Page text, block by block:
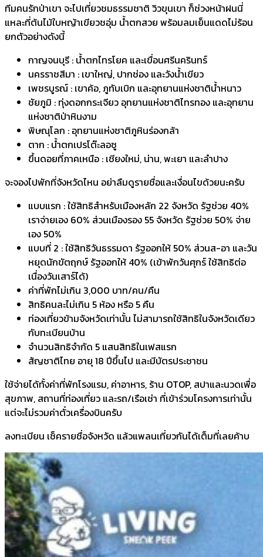
​ทีมคนรักป่าเขา จะไปเที่ยวชมธรรมชาติ วิวขุนเขา ก็ช่วงหน้าฝนนี่
แหละที่ต้นไม้ใบหญ้าเขียวชอุ่ม น้ำตกสวย พร้อมลมเย็นแดดไม่ร้อน
ยกตัวอย่างดังนี้
กาญจนบุรี : น้ำตกไทรโยค และเขื่อนศรีนครินทร์
นครราชสีมา : เขาใหญ่, ปากช่อง และวังน้ำเขียว
เพชรบูรณ์ : เขาค้อ, ภูทับเบิก และอุทยานแห่งชาติน้ำหนาว
ชัยภูมิ : ทุ่งดอกกระเจียว อุทยานแห่งชาติไทรทอง และอุทยาน
แห่งชาติป่าหินงาม
พิษณุโลก : อุทยานแห่งชาติภูหินร่องกล้า
ตาก : น้ำตกเปรโต๊ะลอซู
ขึ้นดอยที่ภาคเหนือ : เชียงใหม่, น่าน, พะเยา และลำปาง
​จะจองไปพักที่จังหวัดไหน อย่าลืมดูรายชื่อและเงื่อนไขด้วยนะครับ
แบบแรก : ใช้สิทธิสำหรับเมืองหลัก 22 จังหวัด รัฐช่วย 40%
เราจ่ายเอง 60% ส่วนเมืองรอง 55 จังหวัด รัฐช่วย 50% จ่าย
เอง 50%
แบบที่ 2 : ใช้สิทธิวันธรรมดา รัฐออกให้ 50% ส่วนส-อา และวัน
หยุดนักขัตฤกษ์ รัฐออกให้ 40% (เข้าพักวันศุกร์ ใช้สิทธิต่อ
เนื่องวันเสาร์ได้)
ค่าที่พักไม่เกิน 3,000 บาท/คน/คืน
สิทธิคนละไม่เกิน 5 ห้อง หรือ 5 คืน
ท่องเที่ยวข้ามจังหวัดเท่านั้น ไม่สามารถใช้สิทธิในจังหวัดเดียว
กับทะเบียนบ้าน
จำนวนสิทธิจำกัด 5 แสนสิทธิในเฟสแรก
สัญชาติไทย อายุ 18 ปีขึ้นไป และมีบัตรประชาชน
​ใช้จ่ายได้ทั้งค่าที่พักโรงแรม, ค่าอาหาร, ร้าน OTOP, สปาและนวดเพื่อ
สุขภาพ, สถานที่ท่องเที่ยว และรถ/เรือเช่า ที่เข้าร่วมโครงการเท่านั้น
แต่จะไม่รวมค่าตั๋วเครื่องบินครับ
​ลงทะเบียน เช็ครายชื่อจังหวัด แล้วแพลนเที่ยวกันได้เต็มที่เลยค้าบ